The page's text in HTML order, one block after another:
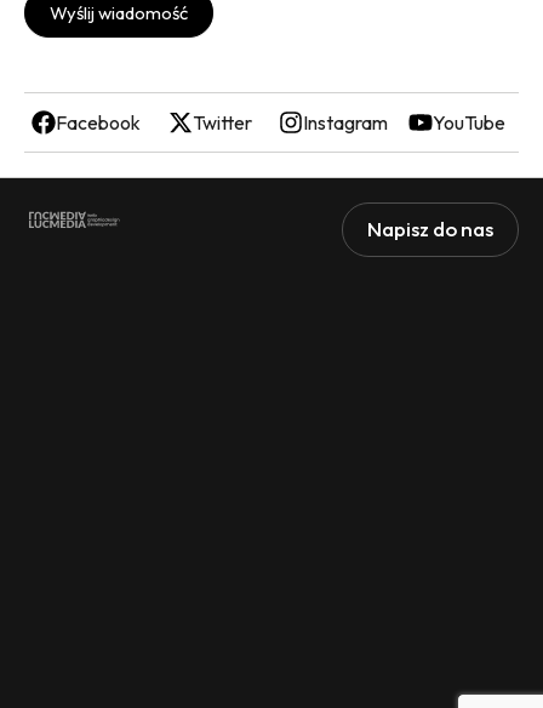
Wyślij wiadomość
Facebook Twitter Instagram YouTube
Napisz do nas